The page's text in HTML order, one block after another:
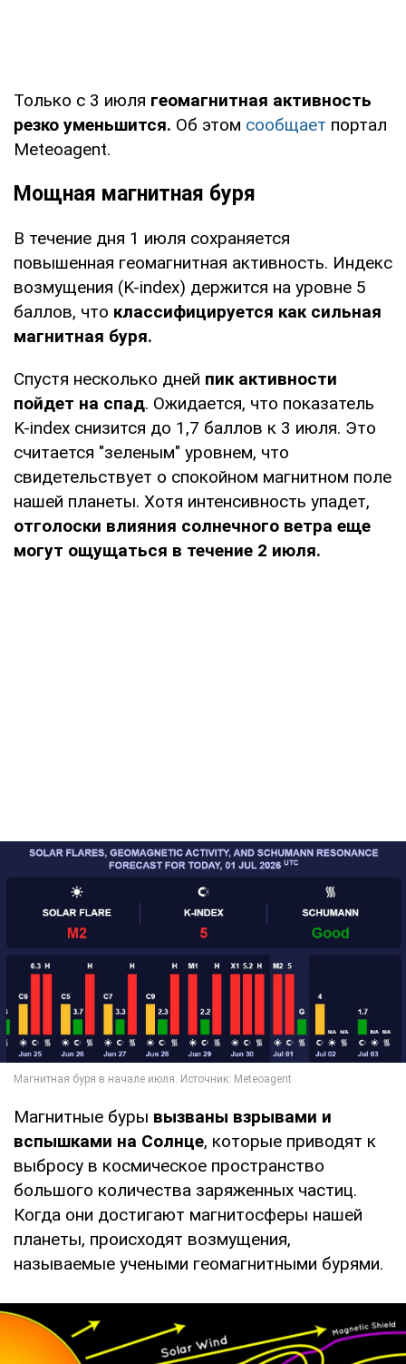
Только с 3 июля геомагнитная активность
резко уменьшится. Об этом сообщает портал
Meteoagent.
Мощная магнитная буря
В течение дня 1 июля сохраняется
повышенная геомагнитная активность. Индекс
возмущения (K-index) держится на уровне 5
баллов, что классифицируется как сильная
магнитная буря.
Спустя несколько дней пик активности
пойдет на спад. Ожидается, что показатель
K-index снизится до 1,7 баллов к 3 июля. Это
считается "зеленым" уровнем, что
свидетельствует о спокойном магнитном поле
нашей планеты. Хотя интенсивность упадет,
отголоски влияния солнечного ветра еще
могут ощущаться в течение 2 июля.
Магнитные буры вызваны взрывами и
вспышками на Солнце, которые приводят к
выбросу в космическое пространство
большого количества заряженных частиц.
Когда они достигают магнитосферы нашей
планеты, происходят возмущения,
называемые учеными геомагнитными бурями.